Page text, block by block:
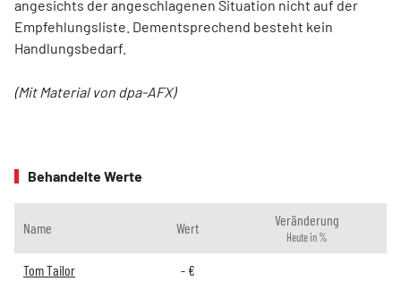
angesichts der angeschlagenen Situation nicht auf der
Empfehlungsliste. Dementsprechend besteht kein
Handlungsbedarf.
(Mit Material von dpa-AFX)
Behandelte Werte
Name Wert Veränderung
Heute in %
Tom Tailor -€